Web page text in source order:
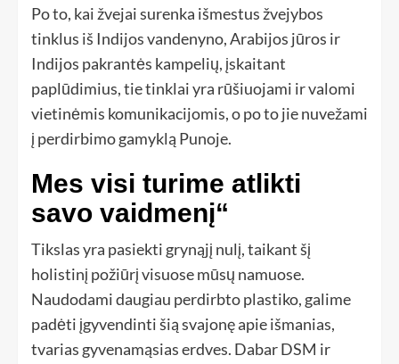
Po to, kai žvejai surenka išmestus žvejybos
tinklus iš Indijos vandenyno, Arabijos jūros ir
Indijos pakrantės kampelių, įskaitant
paplūdimius, tie tinklai yra rūšiuojami ir valomi
vietinėmis komunikacijomis, o po to jie nuvežami
į perdirbimo gamyklą Punoje.
Mes visi turime atlikti
savo vaidmenį“
Tikslas yra pasiekti grynąjį nulį, taikant šį
holistinį požiūrį visuose mūsų namuose.
Naudodami daugiau perdirbto plastiko, galime
padėti įgyvendinti šią svajonę apie išmanias,
tvarias gyvenamąsias erdves. Dabar DSM ir